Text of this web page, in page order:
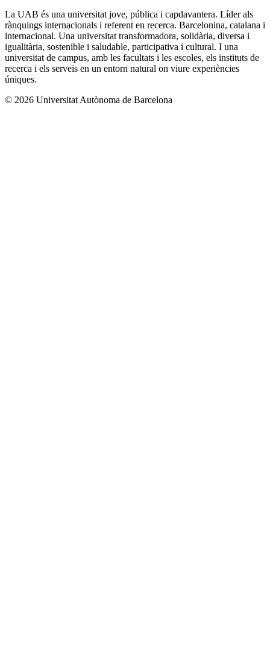
La UAB és una universitat jove, pública i capdavantera. Líder als
rànquings internacionals i referent en recerca. Barcelonina, catalana i
internacional. Una universitat transformadora, solidària, diversa i
igualitària, sostenible i saludable, participativa i cultural. I una
universitat de campus, amb les facultats i les escoles, els instituts de
recerca i els serveis en un entorn natural on viure experiències
úniques.
© 2026 Universitat Autònoma de Barcelona